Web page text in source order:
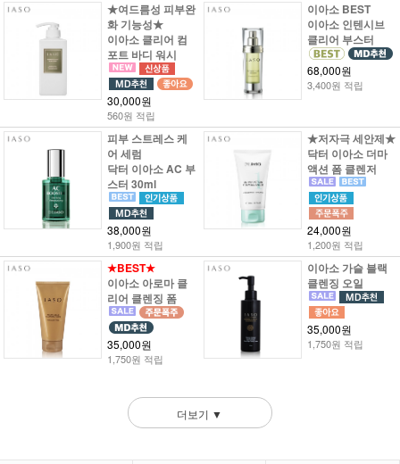
★여드름성 피부완
화 기능성★
이아소 클리어 컴
포트 바디 워시
30,000원
560원 적립
이아소 BEST
이아소 인텐시브
클리어 부스터
68,000원
3,400원 적립
피부 스트레스 케
어 세럼
닥터 이아소 AC 부
스터 30ml
38,000원
1,900원 적립
★저자극 세안제★
닥터 이아소 더마
액션 폼 클렌저
24,000원
1,200원 적립
★BEST★
이아소 아로마 클
리어 클렌징 폼
35,000원
1,750원 적립
이아소 가슬 블랙
클렌징 오일
35,000원
1,750원 적립
더보기 ▼